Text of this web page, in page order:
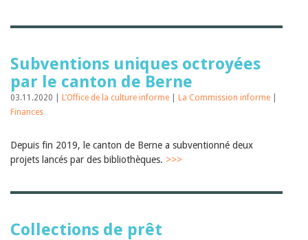
Subventions uniques octroyées
par le canton de Berne
03.11.2020 | L’Office de la culture informe La Commission informe
Finances
Depuis fin 2019, le canton de Berne a subventionné deux
projets lancés par des bibliothèques. >>>
Collections de prêt